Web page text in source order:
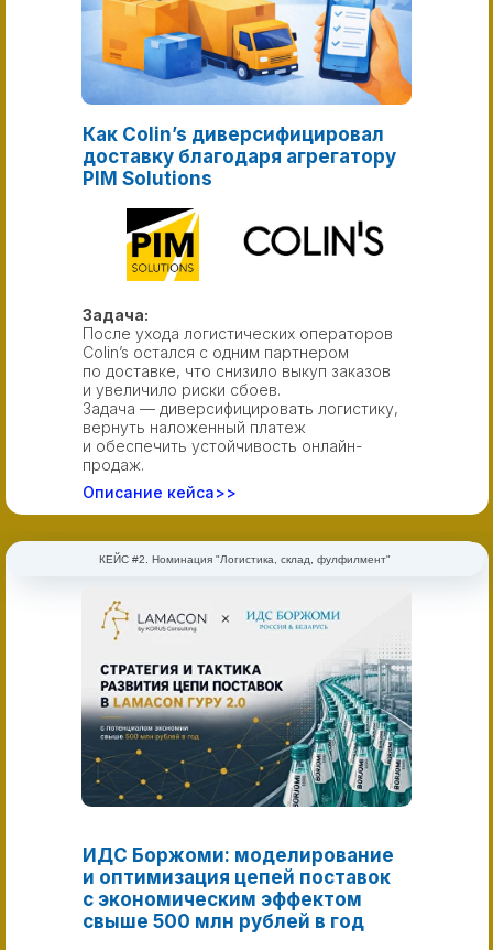
Как Colin’s диверсифицировал
доставку благодаря агрегатору
PIM Solutions
Задача:
После ухода логистических операторов
Colin’s остался с одним партнером
по доставке, что снизило выкуп заказов
и увеличило риски сбоев.
Задача — диверсифицировать логистику,
вернуть наложенный платеж
и обеспечить устойчивость онлайн-
продаж.
Описание кейса>>
ИДС Боржоми: моделирование
и оптимизация цепей поставок
с экономическим эффектом
свыше 500 млн рублей в год
КЕЙС #2. Номинация "Логистика, склад, фулфилмент"